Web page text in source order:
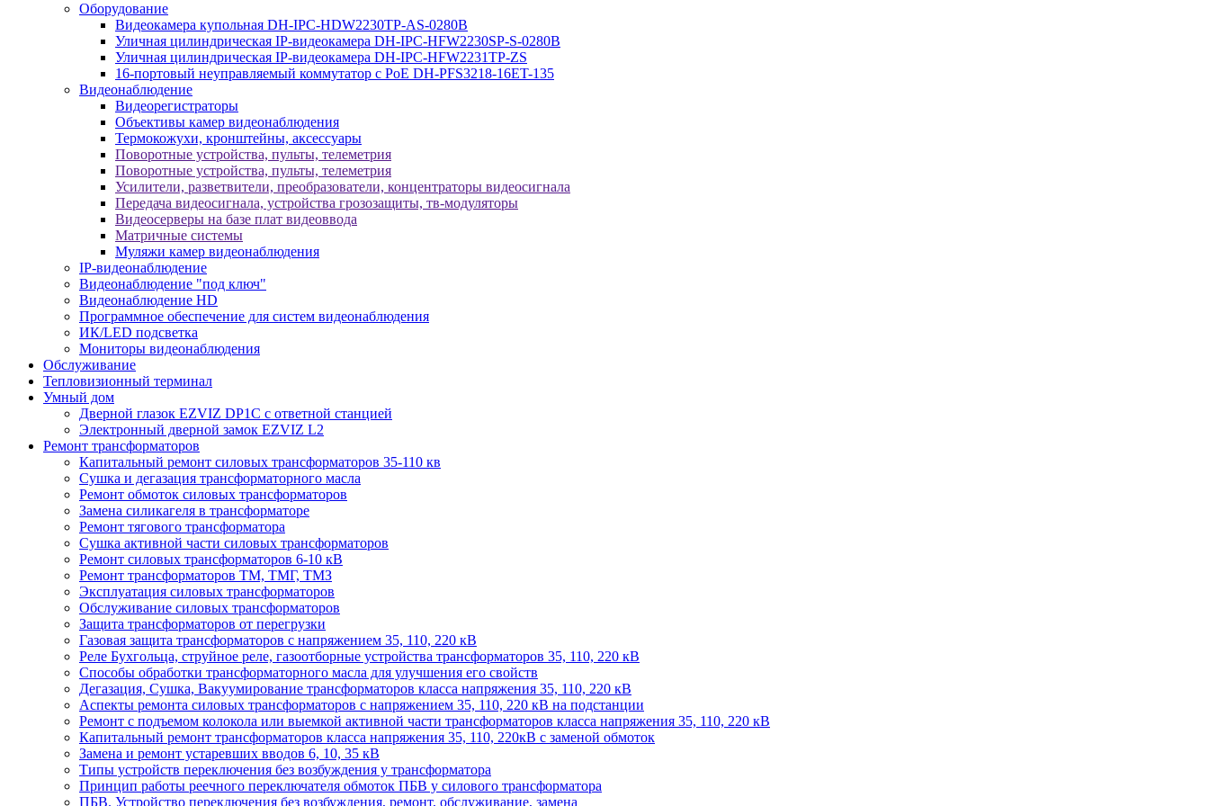
Оборудование
Видеокамера купольная DH-IPC-HDW2230TP-AS-0280B
Уличная цилиндрическая IP-видеокамера DH-IPC-HFW2230SP-S-0280B
Уличная цилиндрическая IP-видеокамера DH-IPC-HFW2231TP-ZS
16-портовый неуправляемый коммутатор с РоЕ DH-PFS3218-16ET-135
Видеонаблюдение
Видеорегистраторы
Объективы камер видеонаблюдения
Термокожухи, кронштейны, аксессуары
Поворотные устройства, пульты, телеметрия
Поворотные устройства, пульты, телеметрия
Усилители, разветвители, преобразователи, концентраторы видеосигнала
Передача видеосигнала, устройства грозозащиты, тв-модуляторы
Видеосерверы на базе плат видеоввода
Матричные системы
Муляжи камер видеонаблюдения
IP-видеонаблюдение
Видеонаблюдение "под ключ"
Видеонаблюдение HD
Программное обеспечение для систем видеонаблюдения
ИК/LED подсветка
Мониторы видеонаблюдения
Обслуживание
Тепловизионный терминал
Умный дом
Дверной глазок EZVIZ DP1C с ответной станцией
Электронный дверной замок EZVIZ L2
Ремонт трансформаторов
Капитальный ремонт силовых трансформаторов 35-110 кв
Сушка и дегазация трансформаторного масла
Ремонт обмоток силовых трансформаторов
Замена силикагеля в трансформаторе
Ремонт тягового трансформатора
Сушка активной части силовых трансформаторов
Ремонт силовых трансформаторов 6-10 кВ
Ремонт трансформаторов ТМ, ТМГ, ТМЗ
Эксплуатация силовых трансформаторов
Обслуживание силовых трансформаторов
Защита трансформаторов от перегрузки
Газовая защита трансформаторов с напряжением 35, 110, 220 кВ
Реле Бухгольца, струйное реле, газоотборные устройства трансформаторов 35, 110, 220 кВ
Способы обработки трансформаторного масла для улучшения его свойств
Дегазация, Сушка, Вакуумирование трансформаторов класса напряжения 35, 110, 220 кВ
Аспекты ремонта силовых трансформаторов с напряжением 35, 110, 220 кВ на подстанции
Ремонт с подъемом колокола или выемкой активной части трансформаторов класса напряжения 35, 110, 220 кВ
Капитальный ремонт трансформаторов класса напряжения 35, 110, 220кВ с заменой обмоток
Замена и ремонт устаревших вводов 6, 10, 35 кВ
Типы устройств переключения без возбуждения у трансформатора
Принцип работы реечного переключателя обмоток ПБВ у силового трансформатора
ПБВ. Устройство переключения без возбуждения, ремонт, обслуживание, замена